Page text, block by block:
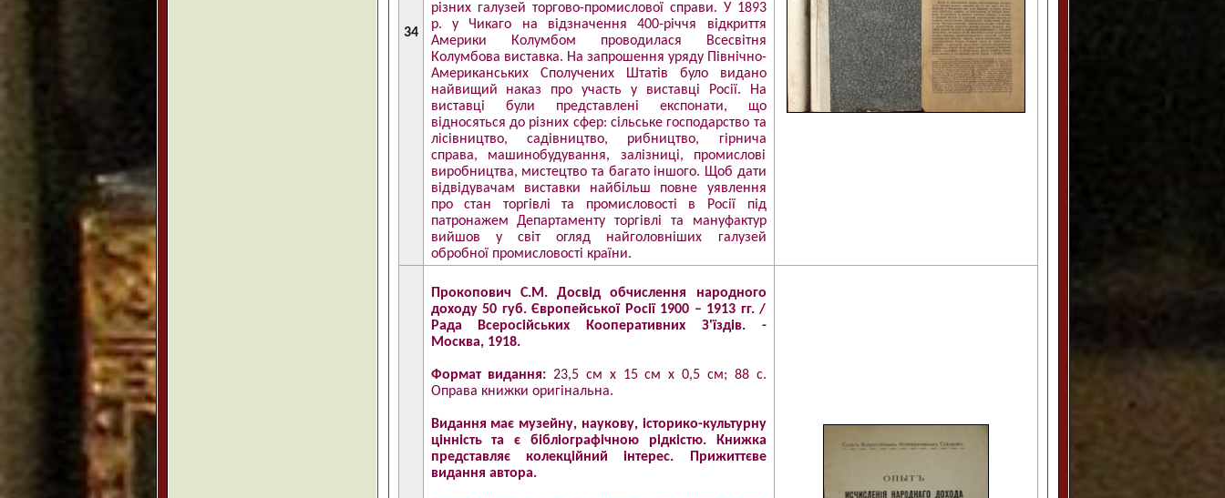
34
різних галузей торгово-промислової справи. У 1893
р. у Чикаго на відзначення 400-річчя відкриття
Америки Колумбом проводилася Всесвітня
Колумбова виставка. На запрошення уряду Північно-
Американських Сполучених Штатів було видано
найвищий наказ про участь у виставці Росії. На
виставці були представлені експонати, що
відносяться до різних сфер: сільське господарство та
лісівництво, садівництво, рибництво, гірнича
справа, машинобудування, залізниці, промислові
виробництва, мистецтво та багато іншого. Щоб дати
відвідувачам виставки найбільш повне уявлення
про стан торгівлі та промисловості в Росії під
патронажем Департаменту торгівлі та мануфактур
вийшов у світ огляд найголовніших галузей
обробної промисловості країни.
Прокопович С.М. Досвід обчислення народного
доходу 50 губ. Європейської Росії 1900 – 1913 гг. /
Рада Всеросійських Кооперативних З'їздів. -
Москва, 1918.
Формат видання: 23,5 см х 15 см х 0,5 см; 88 с.
Оправа книжки оригінальна.
Видання має музейну, наукову, історико-культурну
цінність та є бібліографічною рідкістю. Книжка
представляє колекційний інтерес. Прижиттєве
видання автора.